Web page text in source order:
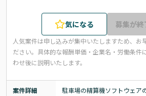
気になる 募集が
人気案件は申し込みが集中いたしますため、お
ださい。 具体的な報酬単価・企業名・労働条件
わせ後に説明いたします。
案件詳細
駐車場の精算機ソフトウェア